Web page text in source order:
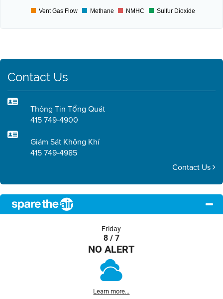
Vent Gas Flow Methane NMHC Sulfur Dioxide
Contact Us
Thông Tin Tổng Quát
415 749-4900
Giám Sát Không Khí
415 749-4985
Contact Us
Friday
8 / 7
NO ALERT
Learn more...